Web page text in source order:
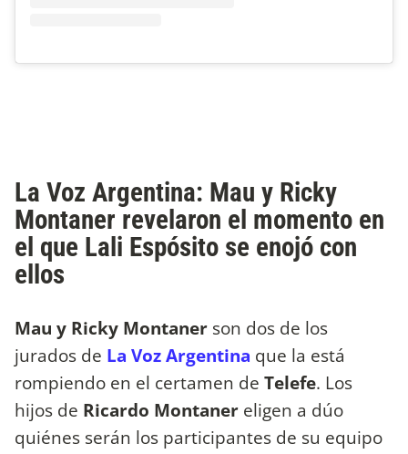
La Voz Argentina: Mau y Ricky
Montaner revelaron el momento en
el que Lali Espósito se enojó con
ellos
Mau y Ricky Montaner son dos de los
jurados de La Voz Argentina que la está
rompiendo en el certamen de Telefe. Los
hijos de Ricardo Montaner eligen a dúo
quiénes serán los participantes de su equipo